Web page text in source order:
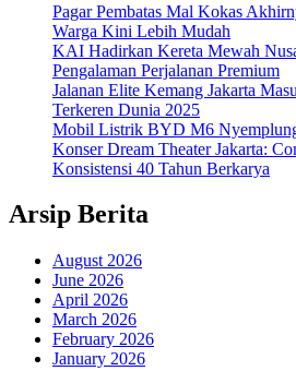
Pagar Pembatas Mal Kokas
Warga Kini Lebih Mudah
KAI Hadirkan Kereta Mewah
Pengalaman Perjalanan Premium
Jalanan Elite Kemang Jakarta
Terkeren Dunia 2025
Mobil Listrik BYD M6
Konser Dream Theater Jakarta:
Konsistensi 40 Tahun Berkarya
Arsip Berita
August 2026
June 2026
April 2026
March 2026
February 2026
January 2026